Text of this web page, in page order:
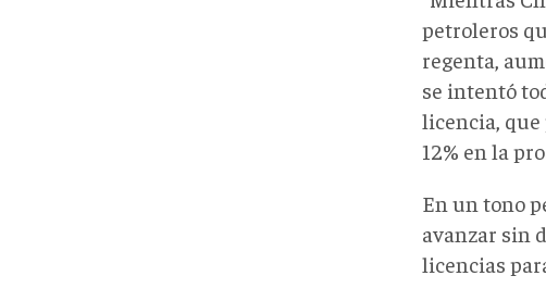
petroleros
regenta,
se intentó
licencia,
12% en la
En un tono
avanzar sin
licencias